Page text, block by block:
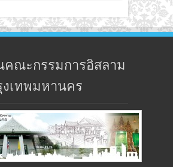
คณะกรรมการอิสลาม
งเทพมหานคร